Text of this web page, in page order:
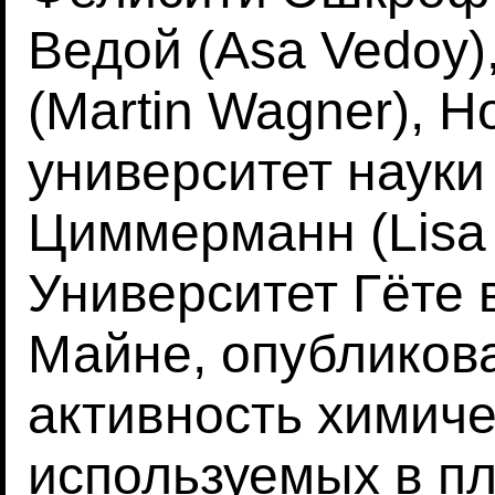
Ведой (Asa
(Martin Wagner),
университет
Циммерманн (Lisa
Университет
Майне,
активность
используемых в